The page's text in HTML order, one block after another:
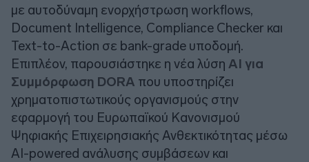
με αυτοδύναμη ενορχήστρωση workflows,
Document Intelligence, Compliance Checker και
Text-to-Action σε bank-grade υποδομή.
Επιπλέον, παρουσιάστηκε η νέα λύση AI για
Συμμόρφωση DORA που υποστηρίζει
χρηματοπιστωτικούς οργανισμούς στην
εφαρμογή του Ευρωπαϊκού Κανονισμού
Ψηφιακής Επιχειρησιακής Ανθεκτικότητας μέσω
AI-powered ανάλυσης συμβάσεων και